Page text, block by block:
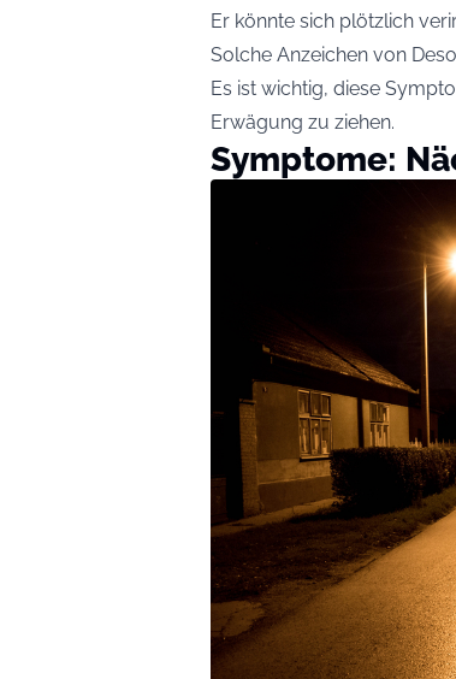
Er könnte sich plötzlich
Solche Anzeichen von
Es ist wichtig, diese
Erwägung zu ziehen.
Symptome: